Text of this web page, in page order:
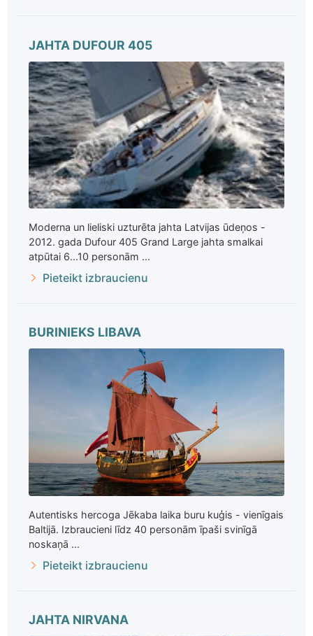
JAHTA DUFOUR 405
Moderna un lieliski uzturēta jahta Latvijas ūdeņos -
2012. gada Dufour 405 Grand Large jahta smalkai
atpūtai 6...10 personām ...
Pieteikt izbraucienu
BURINIEKS LIBAVA
Autentisks hercoga Jēkaba laika buru kuģis - vienīgais
Baltijā. Izbraucieni līdz 40 personām īpaši svinīgā
noskaņā ...
Pieteikt izbraucienu
JAHTA NIRVANA